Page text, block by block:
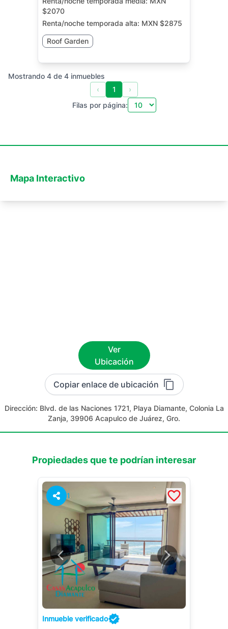
$2070
Renta/noche temporada alta: MXN $2875
Roof Garden
Mostrando 4 de 4 inmuebles
‹
1
›
Filas por página:
Mapa Interactivo
Ver
Ubicación
Copiar enlace de ubicación
Dirección: Blvd. de las Naciones 1721, Playa Diamante, Colonia La
Zanja, 39906 Acapulco de Juárez, Gro.
Propiedades que te podrían interesar
1
Inmueble verificado